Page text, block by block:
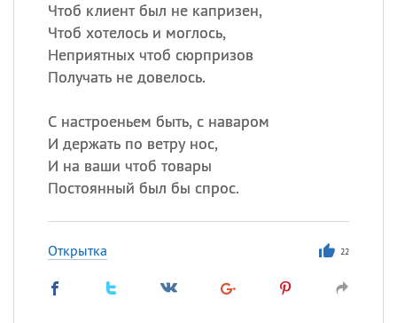
Чтоб клиент был не капризен,
Чтоб хотелось и моглось,
Неприятных чтоб сюрпризов
Получать не довелось.
С настроеньем быть, с наваром
И держать по ветру нос,
И на ваши чтоб товары
Постоянный был бы спрос.
Открытка 22
Сегодня празднуют именины
Анфиса
Посмотреть значение